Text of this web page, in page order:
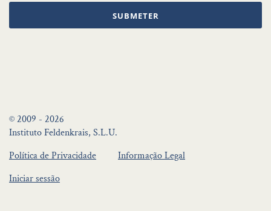
SUBMETER
© 2009 - 2026
Instituto Feldenkrais, S.L.U.
Política de Privacidade
Informação Legal
Iniciar sessão